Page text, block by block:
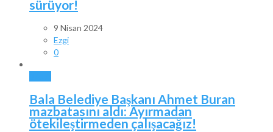
sürüyor!
9 Nisan 2024
Ezgi
0
Bala Belediye Başkanı Ahmet Buran
mazbatasını aldı: Ayırmadan
ötekileştirmeden çalışacağız!